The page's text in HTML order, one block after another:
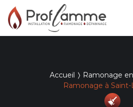
Accueil
Ramonage
Ramonage à